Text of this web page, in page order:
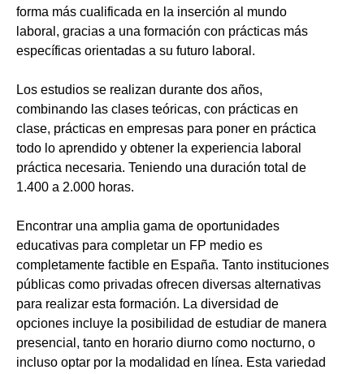
forma más cualificada en la inserción al mundo
laboral, gracias a una formación con prácticas más
específicas orientadas a su futuro laboral.
Los estudios se realizan durante dos años,
combinando las clases teóricas, con prácticas en
clase, prácticas en empresas para poner en práctica
todo lo aprendido y obtener la experiencia laboral
práctica necesaria. Teniendo una duración total de
1.400 a 2.000 horas.
Encontrar una amplia gama de oportunidades
educativas para completar un FP medio es
completamente factible en España. Tanto instituciones
públicas como privadas ofrecen diversas alternativas
para realizar esta formación. La diversidad de
opciones incluye la posibilidad de estudiar de manera
presencial, tanto en horario diurno como nocturno, o
incluso optar por la modalidad en línea. Esta variedad